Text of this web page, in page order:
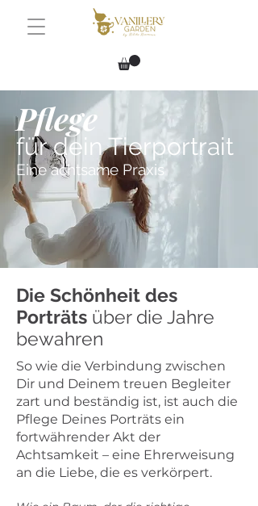
Pflege
für dein Tierportrait
Eine achtsame Praxis
Die Schönheit des
Porträts über die Jahre
bewahren
So wie die Verbindung zwischen
Dir und Deinem treuen Begleiter
zart und beständig ist, ist auch die
Pflege Deines Porträts ein
fortwährender Akt der
Achtsamkeit – eine Ehrerweisung
an die Liebe, die es verkörpert.